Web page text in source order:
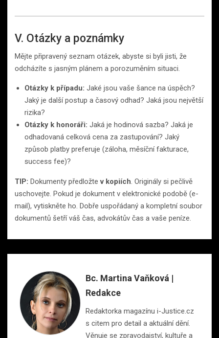
V. Otázky a poznámky
Mějte připravený seznam otázek, abyste si byli jisti, že
odcházíte s jasným plánem a porozuměním situaci.
Otázky k případu: Jaké jsou vaše šance na úspěch?
Jaký je další postup a časový odhad? Jaká jsou největší
rizika?
Otázky k honoráři: Jaká je hodinová sazba? Jaká je
odhadovaná celková cena za zastupování? Jaký
způsob platby preferuje (záloha, měsíční fakturace,
success fee)?
TIP: Dokumenty předložtev kopiích. Originály si pečlivě
uschovejte. Pokud je dokument v elektronické podobě (e-
mail), vytiskněte ho. Dobře uspořádaný a kompletní soubor
dokumentů šetří váš čas, advokátův čas a vaše peníze.
Bc. Martina Vaňková |
Redakce
Redaktorka magazínu i-Justice.cz
s citem pro detail a aktuální dění.
Věnuje se zpravodajství, kultuře a